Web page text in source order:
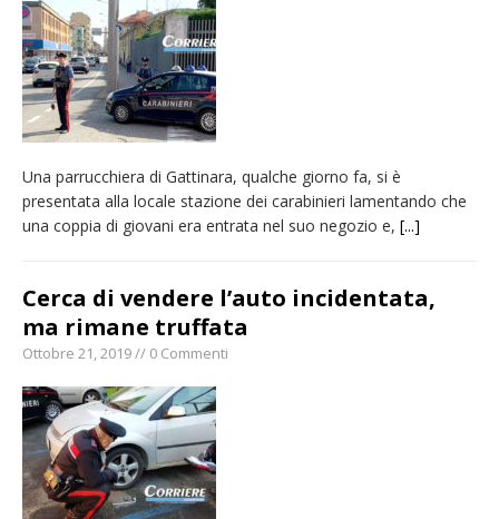
Nuovo fronte delle fiamme: vasto incendio
alle pendici del Monte Barone
Centinaia di vercellesi a Oropa per il
pellegrinaggio diocesano
Intervento dei vigili del fuoco per un
incendio di sterpaglie a Caresanablot
Dieci anni fa l’ingresso a Vercelli
dell’arcivescovo mons. Marco Arnolfo
Una parrucchiera di Gattinara, qualche giorno fa, si è
presentata alla locale stazione dei carabinieri lamentando che
una coppia di giovani era entrata nel suo negozio e, [...]
Cerca di vendere l’auto incidentata,
ma rimane truffata
Ottobre 21, 2019 // 0 Commenti